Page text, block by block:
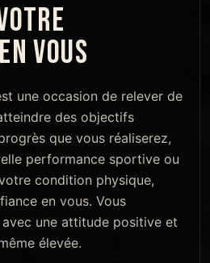
VOUS
une occasion de relever de
des objectifs
que vous réaliserez,
performance sportive ou
condition physique,
en vous. Vous
une attitude positive et
élevée.